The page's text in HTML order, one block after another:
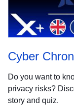
Cyber
Do you want to
privacy risks?
story and quiz.